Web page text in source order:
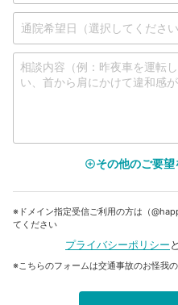
add_circle_outlineその他のご要望
※ドメイン指定受信ご利用の方は（
てください
プライバシーポリシーと
※こちらのフォームは交通事故のお怪我